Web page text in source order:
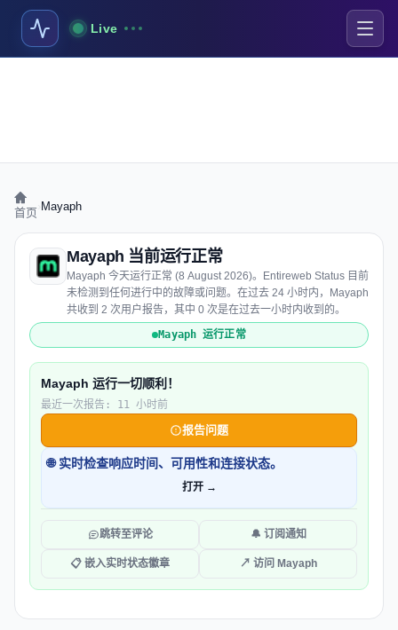
Live
首页 Mayaph
Mayaph 当前运行正常
Mayaph 今天运行正常 (8 August 2026)。Entireweb Status 目前
未检测到任何进行中的故障或问题。在过去 24 小时内，Mayaph
共收到 2 次用户报告，其中 0 次是在过去一小时内收到的。
Mayaph 运行正常
Mayaph 运行一切顺利！
最近一次报告: 11 小时前
报告问题
🌐 实时检查响应时间、可用性和连接状态。
打开 →
跳转至评论 🔔 订阅通知
📋 嵌入实时状态徽章 ↗ 访问 Mayaph